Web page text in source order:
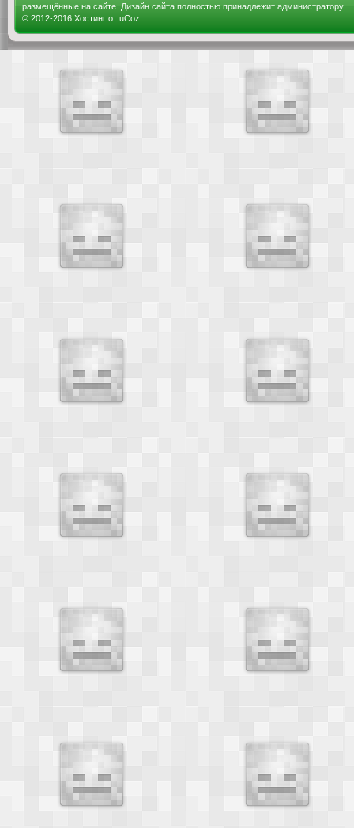
размещённые на сайте. Дизайн сайта полностью принадлежит администратору.
© 2012-2016 Хостинг от uCoz